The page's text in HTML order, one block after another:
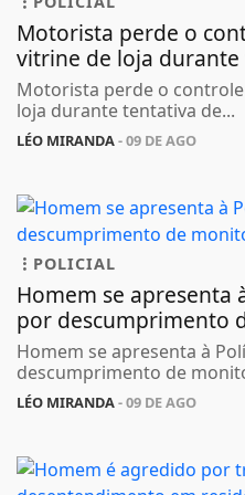
Motorista perde o
vitrine de loja durante
Motorista perde o
loja durante tentativa de...
LÉO MIRANDA- 09 DE AGO
POLICIAL
Homem se apresenta
por descumprimento
Homem se apresenta à
descumprimento de
LÉO MIRANDA- 09 DE AGO